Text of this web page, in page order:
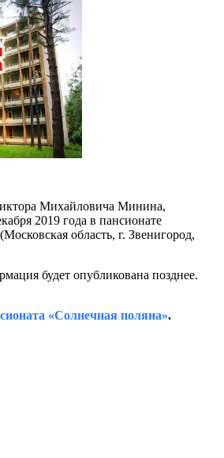
Михайловича Минина,
2019 года в пансионате
область, г. Звенигород,
будет опубликована позднее.
«Солнечная поляна».